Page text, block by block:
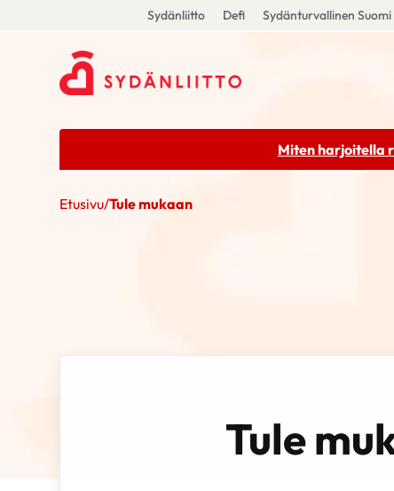
Sydänliitto Defi Sydänturvallinen Suomi
Miten harjoitella
Etusivu/Tule mukaan
Tule